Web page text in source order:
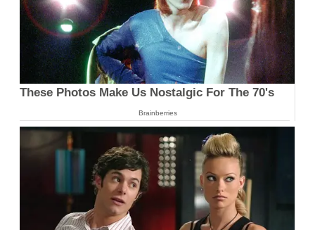
These Photos Make Us Nostalgic For The 70's
Brainberries